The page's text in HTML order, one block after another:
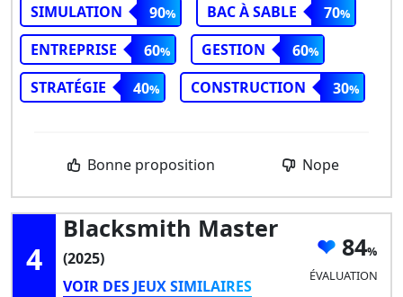
SIMULATION
90 BAC À SABLE
70
ENTREPRISE
60 GESTION
60
STRATÉGIE
40 CONSTRUCTION 30
Bonne proposition Nope
4
Blacksmith Master
(2025)
VOIR DES JEUX SIMILAIRES
84
ÉVALUATION